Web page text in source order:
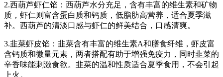
2.西葫芦虾仁馅：西葫芦水分充足，含有丰富的维生素和矿物
质，虾仁则富含蛋白质和钙质，低脂肪高营养，适合夏季滋
补。西葫芦的清淡口感与虾仁的鲜美结合，口感清爽。
3.韭菜虾皮馅：韭菜含有丰富的维生素A和膳食纤维，虾皮富
含钙质和微量元素，两者搭配有助于增强免疫力，同时韭菜的
辛香味能刺激食欲。韭菜的温和性质适合夏季食用，不会引起
上火。